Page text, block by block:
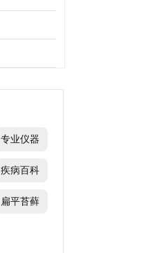
专业仪器
疾病百科
扁平苔藓